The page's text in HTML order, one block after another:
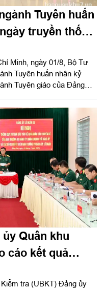
Tuyên huấn
truyền thống
Minh, ngày 01/8, Bộ Tư
Tuyên huấn nhân kỷ
Tuyên giáo của Đảng
thư Trung ương Đảng, Ủy
Chủ nhiệm Tổng cục
nguyên Trưởng phòng
Trần Vinh Ngọc, Bí thư
Quân khu
cáo kết quả
ủy Lữ đoàn 26
tra (UBKT) Đảng ủy